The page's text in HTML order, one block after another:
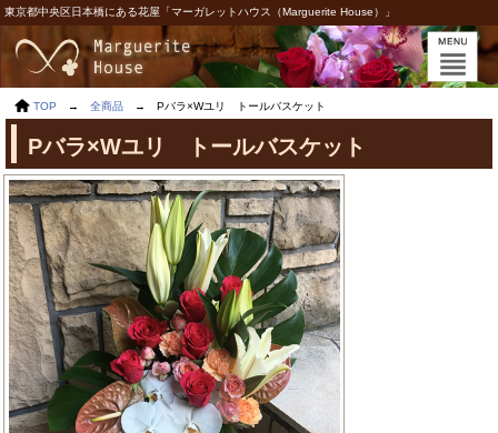
東京都中央区日本橋にある花屋「マーガレットハウス（Marguerite House）」
TOP → 全商品 → Pバラ×Wユリ トールバスケット
Pバラ×Wユリ トールバスケット